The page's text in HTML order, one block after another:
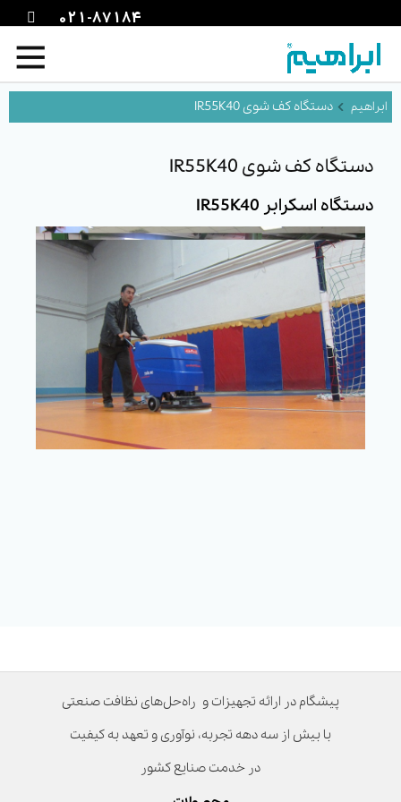
021-87184
دستگاه کف شوی IR55K40
دستگاه کف شوی IR55K40
دستگاه اسکرابر IR55K40
پیشگام در ارائه تجهیزات و راه‌حل‌های نظافت صنعتی
با بیش از سه دهه تجربه، نوآوری و تعهد به کیفیت
در خدمت صنایع کشور